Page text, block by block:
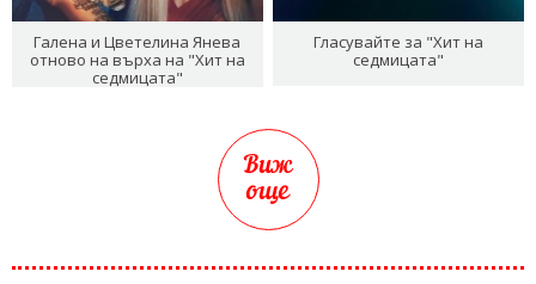
Галена и Цветелина Янева
отново на върха на "Хит на
седмицата"
Гласувайте за "Хит на
седмицата"
Виж
още